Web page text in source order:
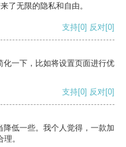
了无限的隐私和自由。
支持[0] 反对[0]
一下，比如将设置页面进行优
支持[0] 反对[0]
低一些。我个人觉得，一款加
。